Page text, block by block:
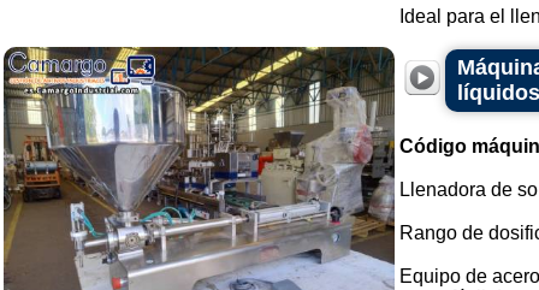
Ideal para el
Código
Llenadora de
Rango de
Equipo de